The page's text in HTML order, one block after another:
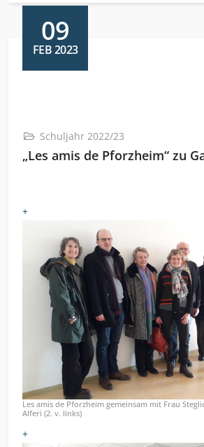
09
FEB 2023
Schuljahr 2022/23
„Les amis de Pforzheim“ zu
+
Les amis de Pforzheim gemeinsam mit Frau
Alferi (2. v. links)
+